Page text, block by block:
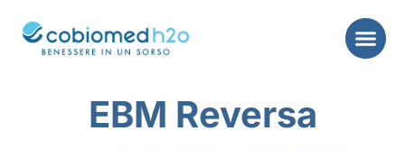
EBM Reversa